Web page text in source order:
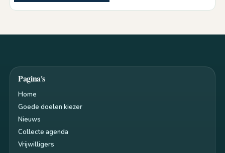
Pagina's
Home
Goede doelen kiezer
Nieuws
Collecte agenda
Vrijwilligers